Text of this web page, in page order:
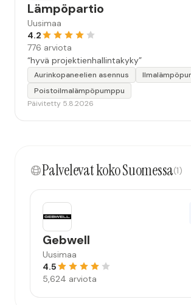
Lämpöpartio
Uusimaa
4.2
776 arviota
“hyvä projektienhallintakyky”
Aurinkopaneelien asennus
Poistoilmalämpöpumppu
Päivitetty 5.8.2026
Palvelevat koko Suomessa(1)
Gebwell
Uusimaa
4.5
5,624 arviota